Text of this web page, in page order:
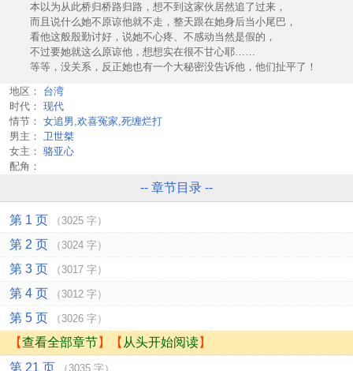
本以为从此桥归桥路归路，想不到这家伙居然追了过来，
而且说什么她不原谅他就不走，整天跟在她身后当小尾巴，
看他这般殷勤讨好，说她不心疼、不感动当然是假的，
不过要她就这么原谅他，想想实在很不甘心耶……
等等，没关系，反正她也有一个大秘密没告诉他，他们扯平了！
地区：
台湾
时代： 现代
情节： 女追男,欢喜冤家,死缠烂打
男主： 卫世桀
女主： 骆亚心
配角：
-- 章节目录 --
第 1 页 （3025 字）
第 2 页 （3024 字）
第 3 页 （3017 字）
第 4 页 （3012 字）
第 5 页 （3026 字）
【查看全部章节】【 从头开始阅读】
第 21 页
（3035 字）